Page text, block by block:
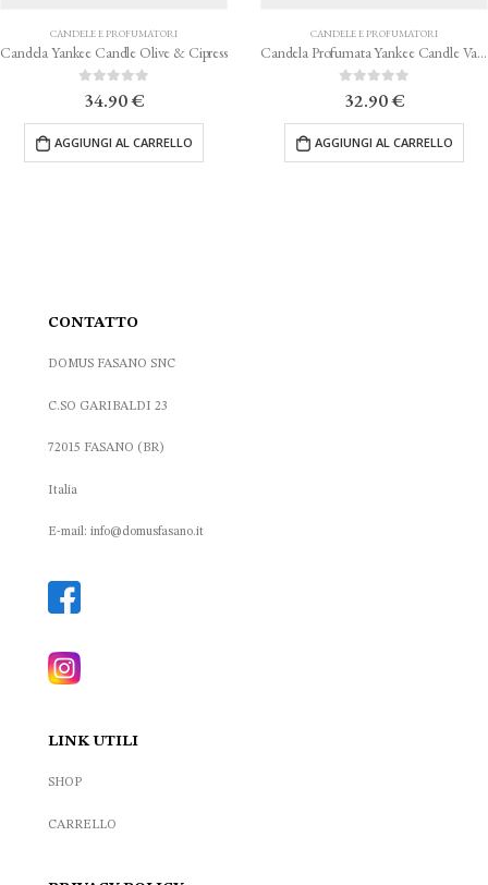
CANDELE E PROFUMATORI
Candela Yankee Candle Olive & Cipress
Su 5
34.90€
AGGIUNGI AL CARRELLO
CANDELE E PROFUMATORI
Candela Profumata Yankee Candle Vanilla Crème Brùlèe
Su 5
32.90€
AGGIUNGI AL CARRELLO
CONTATTO
DOMUS FASANO SNC
C.SO GARIBALDI 23
72015 FASANO (BR)
Italia
E-mail: info@domusfasano.it
LINK UTILI
SHOP
CARRELLO